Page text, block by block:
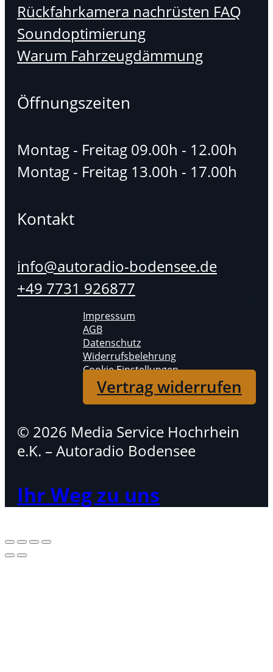
Rückfahrkamera nachrüsten FAQ
Soundoptimierung
Warum Fahrzeugdämmung
Öffnungszeiten
Montag - Freitag 09.00h - 12.00h
Montag - Freitag 13.00h - 17.00h
Kontakt
info@autoradio-bodensee.de
+49 7731 926877
Impressum
AGB
Datenschutz
Widerrufsbelehrung
Cookie Einstellungen
Vertrag widerrufen
© 2026 Media Service Hochrhein
e.K. – Autoradio Bodensee
Ihr Weg zu uns